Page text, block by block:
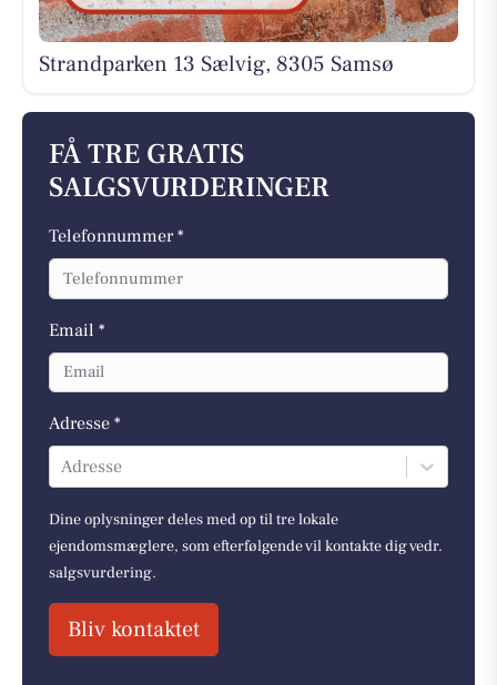
Strandparken 13 Sælvig, 8305 Samsø
FÅ TRE GRATIS
SALGSVURDERINGER
Telefonnummer *
Email *
Adresse *
Adresse
Dine oplysninger deles med op til tre lokale
ejendomsmæglere, som efterfølgende vil kontakte dig vedr.
salgsvurdering.
Bliv kontaktet